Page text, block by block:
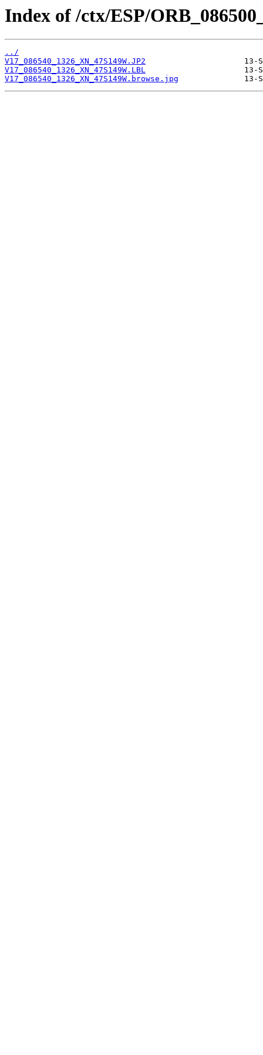
Index of /ctx/ESP/
../
V17_086540_1326_XN_47S149W.JP2
V17_086540_1326_XN_47S149W.LBL
V17_086540_1326_XN_47S149W.browse.jpg